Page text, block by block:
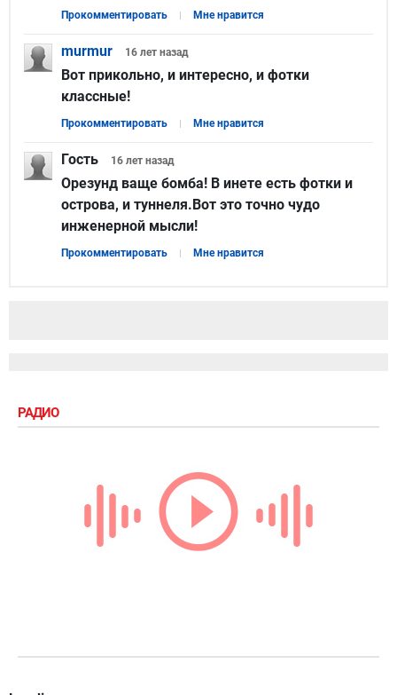
Прокомментировать Мне нравится
murmur 16 лет назад
Вот прикольно, и интересно, и фотки
классные!
Прокомментировать Мне нравится
Гость 16 лет назад
Орезунд ваще бомба! В инете есть фотки и
острова, и туннеля.Вот это точно чудо
инженерной мысли!
Прокомментировать Мне нравится
РАДИО